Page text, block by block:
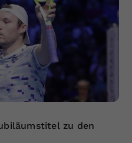
zu den